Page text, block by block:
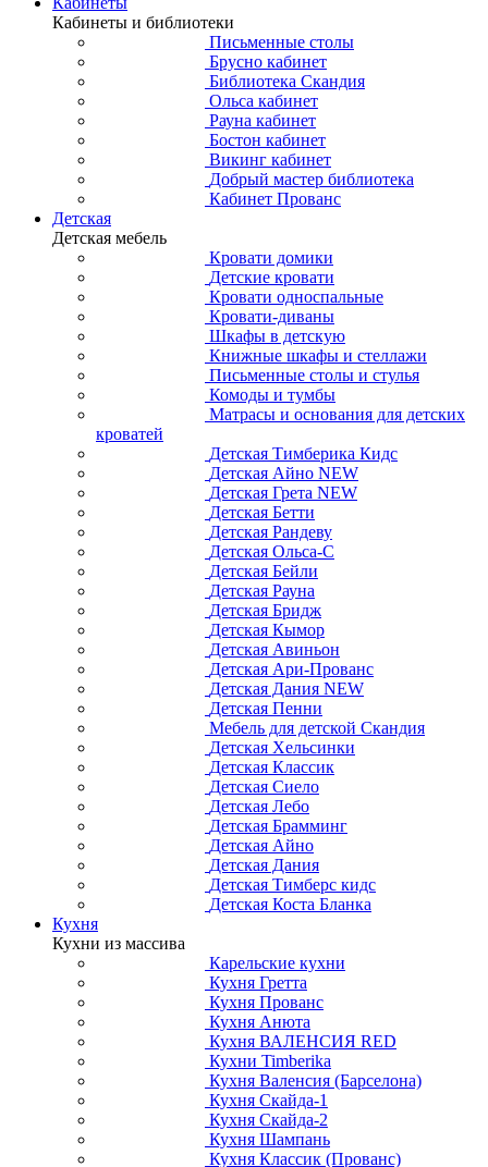
Кабинеты и библиотеки
Письменные столы
Брусно кабинет
Библиотека Скандия
Ольса кабинет
Рауна кабинет
Бостон кабинет
Викинг кабинет
Добрый мастер библиотека
Кабинет Прованс
Детская
Детская мебель
Кровати домики
Детские кровати
Кровати односпальные
Кровати-диваны
Шкафы в детскую
Книжные шкафы и стеллажи
Письменные столы и стулья
Комоды и тумбы
Матрасы и основания для детских
кроватей
Детская Тимберика Кидс
Детская Айно NEW
Детская Грета NEW
Детская Бетти
Детская Рандеву
Детская Ольса-С
Детская Бейли
Детская Рауна
Детская Бридж
Детская Кымор
Детская Авиньон
Детская Ари-Прованс
Детская Дания NEW
Детская Пенни
Мебель для детской Скандия
Детская Хельсинки
Детская Классик
Детская Сиело
Детская Лебо
Детская Брамминг
Детская Айно
Детская Дания
Детская Тимберс кидс
Детская Коста Бланка
Кухня
Кухни из массива
Карельские кухни
Кухня Гретта
Кухня Прованс
Кухня Анюта
Кухня ВАЛЕНСИЯ RED
Кухни Timberika
Кухня Валенсия (Барселона)
Кухня Скайда-1
Кухня Скайда-2
Кухня Шампань
Кухня Классик (Прованс)